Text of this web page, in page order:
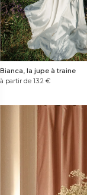
Bianca, la jupe à traine
à partir de 13.2 €